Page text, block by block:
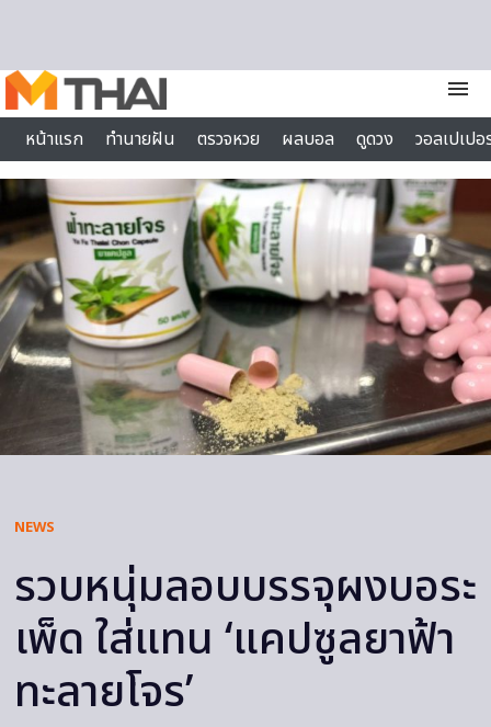
menu
หน้าแรก
ทำนายฝัน ตรวจหวย ผลบอล ดูดวง
วอลเปเป
ไลฟ์สไตล์
NEWS
รวบหนุ่มลอบบรรจุผงบอระ
เพ็ด ใส่แทน ‘แคปซูลยาฟ้า
ทะลายโจร’